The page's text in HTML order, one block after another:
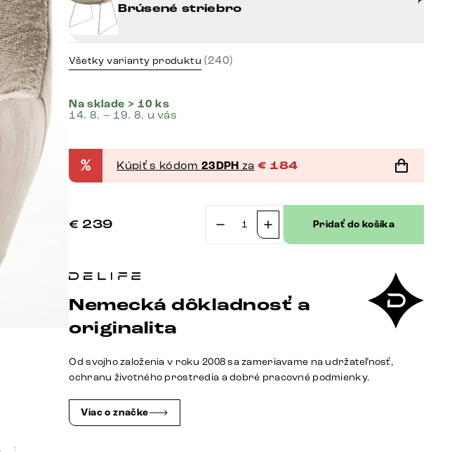
Brúsené striebro
Všetky varianty produktu (240)
Na sklade > 10 ks
14. 8. – 19. 8. u vás
% Kúpiť s kódom 23DPH za € 184
€ 239
množstvo
Flex
zmiešané
materiály
Pridať do košíka
Nemecká dôkladnosť a
originalita
Od svojho založenia v roku 2008 sa zameriavame na udržateľnosť,
ochranu životného prostredia a dobré pracovné podmienky.
Viac o značke